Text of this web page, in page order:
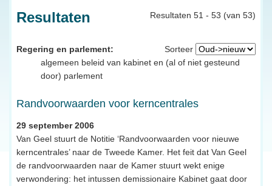
Resultaten 51 - 53 (van 53)
Resultaten
Sorteer
Regering en parlement:
algemeen beleid van kabinet en (al of niet gesteund
door) parlement
Randvoorwaarden voor kerncentrales
29 september 2006
Van Geel stuurt de Notitie ‘Randvoorwaarden voor nieuwe
kerncentrales’ naar de Tweede Kamer. Het feit dat Van Geel
de randvoorwaarden naar de Kamer stuurt wekt enige
verwondering: het intussen demissionaire Kabinet gaat door